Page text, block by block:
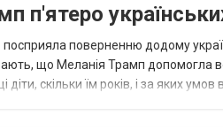
п'ятеро
поверненню додому
що Меланія Трамп допомогла
діти, скільки їм років, і за яких